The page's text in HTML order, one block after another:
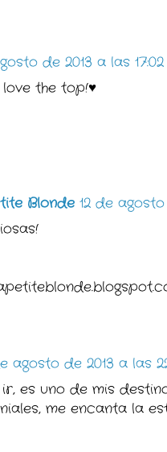
de 2013 a las 17:02
the top!♥
Blonde 12 de
agosto de 2013 a las
es uno de mis
me encanta la